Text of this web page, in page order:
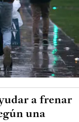
a frenar
una